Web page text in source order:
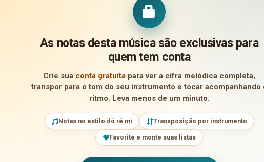
As notas desta música são exclusivas para
quem tem conta
Crie sua conta gratuita para ver a cifra melódica completa,
transpor para o tom do seu instrumento e tocar acompanhando
ritmo. Leva menos de um minuto.
Notas no estilo dó ré mi Transposição por instrumento
Favorite e monte suas listas